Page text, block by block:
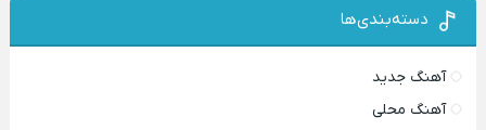
دسته‌بندی‌ها
آهنگ جدید
آهنگ محلی